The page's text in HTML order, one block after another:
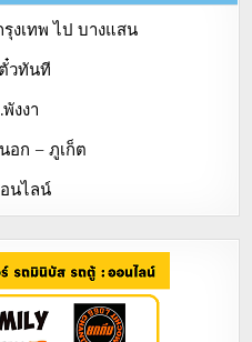
งเทพ ไป บางแสน
วทันที
งงา
อก – ภูเก็ต
นไลน์